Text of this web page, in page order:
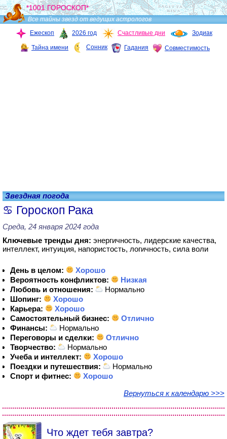
*1001 ГОРОСКОП*
Все тайны звезд от ведущих астрологов
Ежескоп
2026 год Счастливые дни Зодиак
Тайна имени Сонник Гадания Совместимость
Звездная погода
Гороскоп Рака
Среда, 24 января 2024 года
Ключевые тренды дня: энергичность, лидерские качества,
интеллект, интуиция, напористость, логичность, сила воли
День в целом:
Хорошо
Вероятность конфликтов:
Низкая
Любовь и отношения:
Нормально
Шопинг:
Хорошо
Карьера:
Хорошо
Самостоятельный бизнес:
Отлично
Финансы:
Нормально
Переговоры и сделки:
Отлично
Творчество:
Нормально
Учеба и интеллект:
Хорошо
Поездки и путешествия:
Нормально
Спорт и фитнес:
Хорошо
Вернуться к календарю >>>
Что ждет тебя завтра?